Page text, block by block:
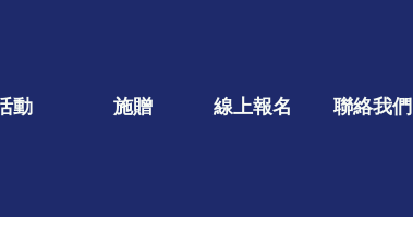
動 施贈 線上報名 聯絡我們